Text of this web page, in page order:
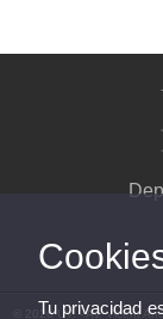
© 2026 UV. - Av. Vicent
Tu privacidad